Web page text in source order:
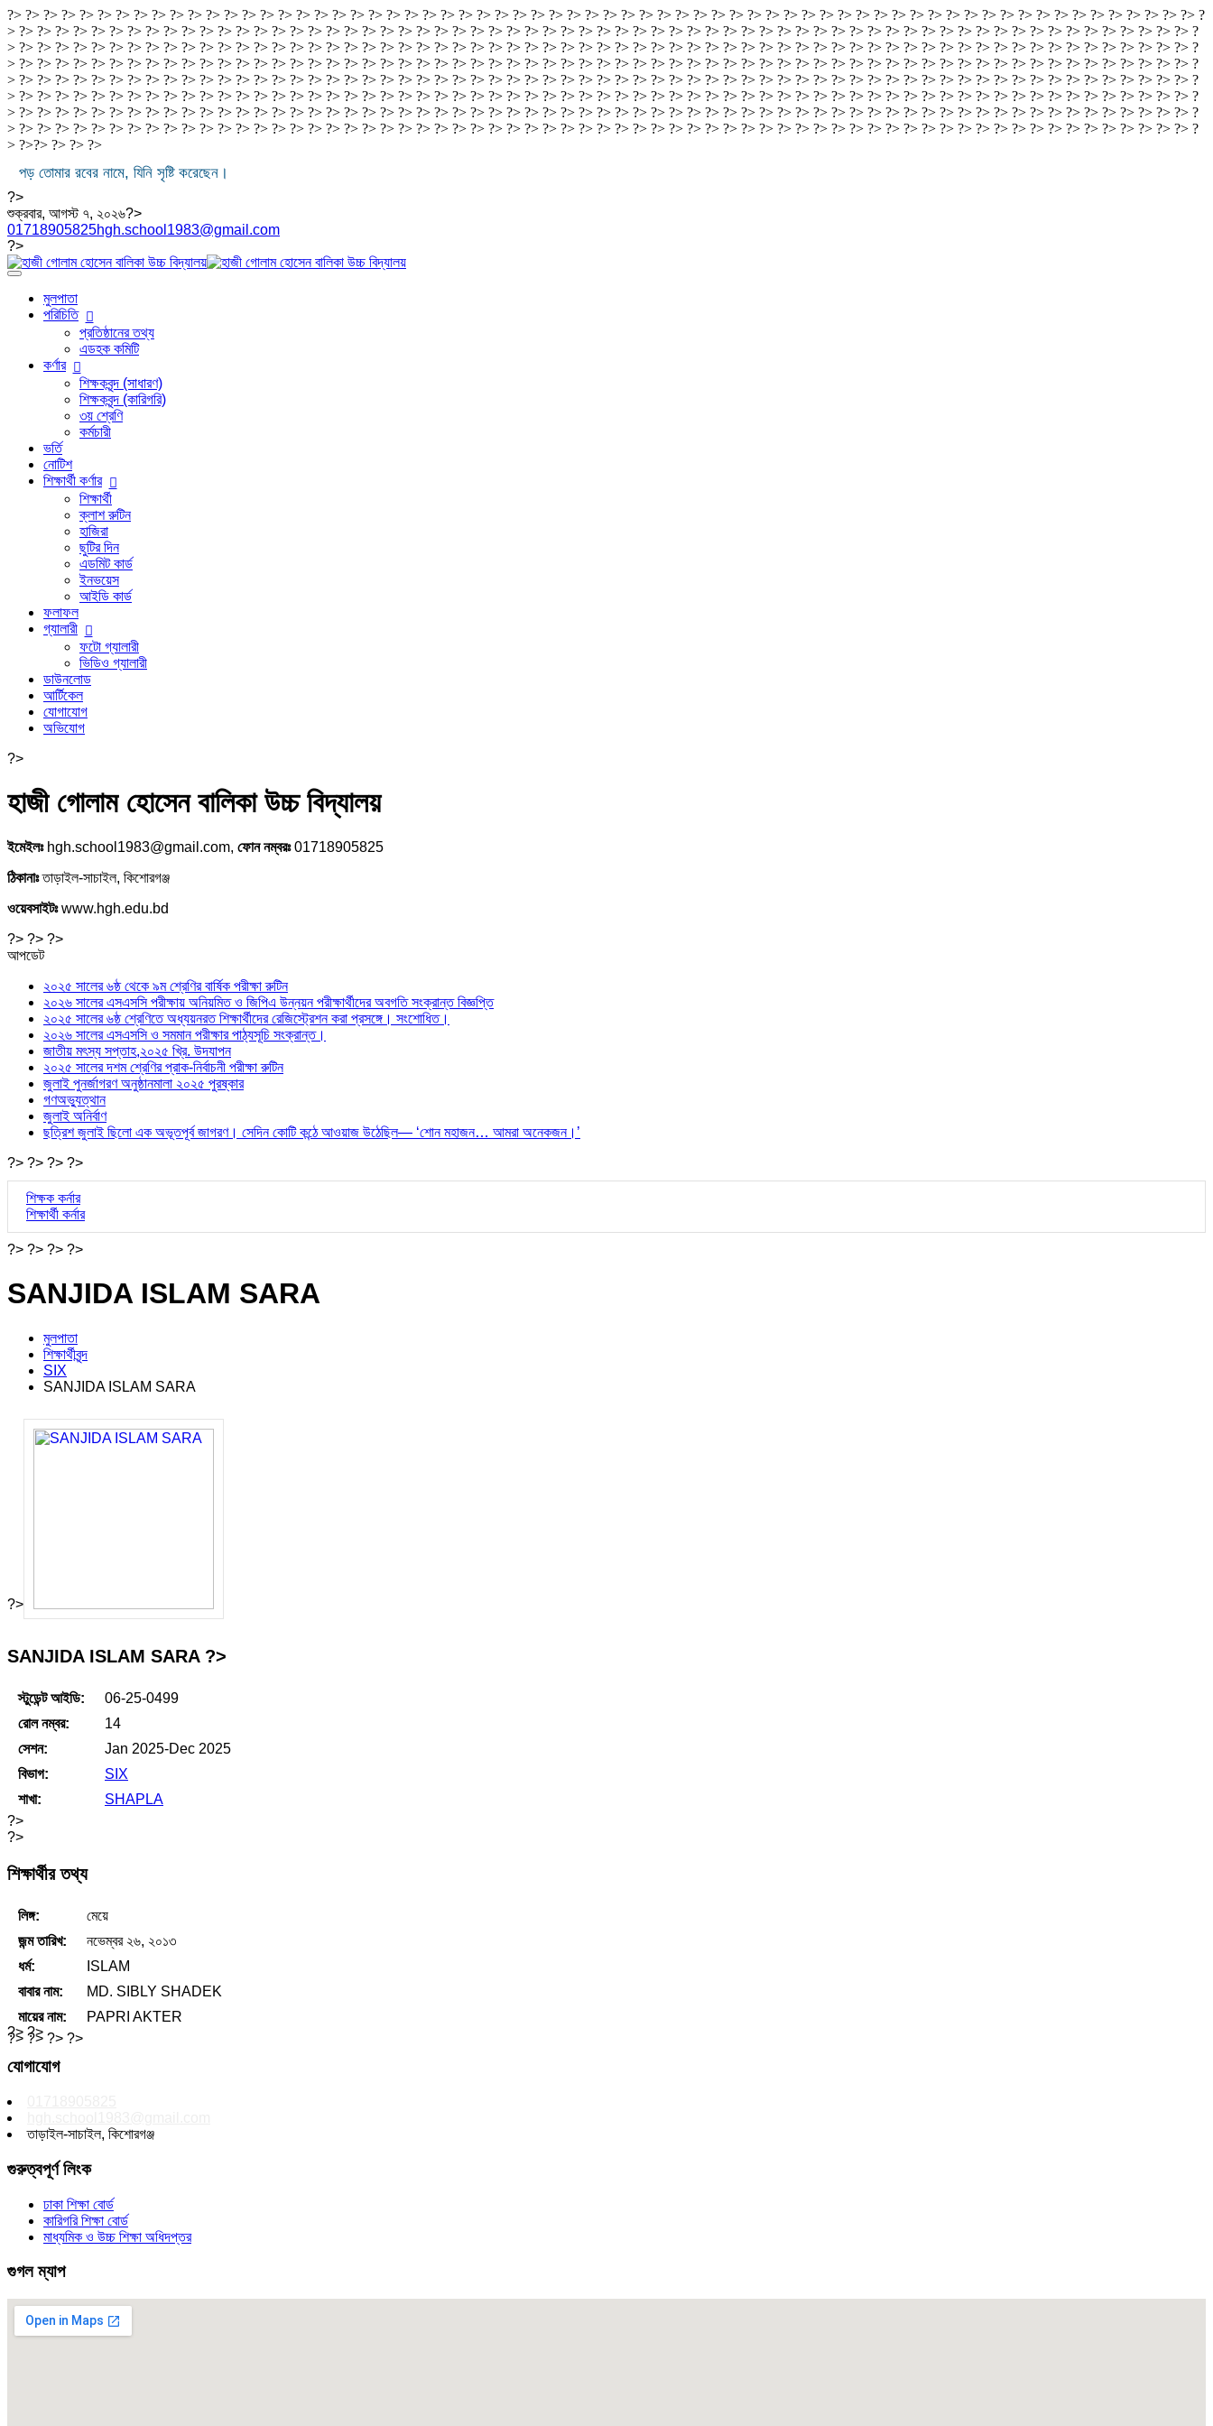
?> ?> ?> ?> ?> ?> ?> ?> ?> ?> ?> ?> ?> ?> ?> ?> ?> ?> ?> ?> ?> ?> ?> ?> ?> ?> ?> ?> ?> ?> ?> ?> ?> ?> ?> ?> ?> ?> ?> ?> ?> ?> ?> ?> ?> ?> ?> ?> ?> ?> ?> ?> ?> ?> ?> ?> ?> ?> ?> ?> ?> ?> ?> ?> ?> ?> ?
> ?> ?> ?> ?> ?> ?> ?> ?> ?> ?> ?> ?> ?> ?> ?> ?> ?> ?> ?> ?> ?> ?> ?> ?> ?> ?> ?> ?> ?> ?> ?> ?> ?> ?> ?> ?> ?> ?> ?> ?> ?> ?> ?> ?> ?> ?> ?> ?> ?> ?> ?> ?> ?> ?> ?> ?> ?> ?> ?> ?> ?> ?> ?> ?> ?> ?
> ?> ?> ?> ?> ?> ?> ?> ?> ?> ?> ?> ?> ?> ?> ?> ?> ?> ?> ?> ?> ?> ?> ?> ?> ?> ?> ?> ?> ?> ?> ?> ?> ?> ?> ?> ?> ?> ?> ?> ?> ?> ?> ?> ?> ?> ?> ?> ?> ?> ?> ?> ?> ?> ?> ?> ?> ?> ?> ?> ?> ?> ?> ?> ?> ?> ?
> ?> ?> ?> ?> ?> ?> ?> ?> ?> ?> ?> ?> ?> ?> ?> ?> ?> ?> ?> ?> ?> ?> ?> ?> ?> ?> ?> ?> ?> ?> ?> ?> ?> ?> ?> ?> ?> ?> ?> ?> ?> ?> ?> ?> ?> ?> ?> ?> ?> ?> ?> ?> ?> ?> ?> ?> ?> ?> ?> ?> ?> ?> ?> ?> ?> ?
> ?> ?> ?> ?> ?> ?> ?> ?> ?> ?> ?> ?> ?> ?> ?> ?> ?> ?> ?> ?> ?> ?> ?> ?> ?> ?> ?> ?> ?> ?> ?> ?> ?> ?> ?> ?> ?> ?> ?> ?> ?> ?> ?> ?> ?> ?> ?> ?> ?> ?> ?> ?> ?> ?> ?> ?> ?> ?> ?> ?> ?> ?> ?> ?> ?> ?
> ?> ?> ?> ?> ?> ?> ?> ?> ?> ?> ?> ?> ?> ?> ?> ?> ?> ?> ?> ?> ?> ?> ?> ?> ?> ?> ?> ?> ?> ?> ?> ?> ?> ?> ?> ?> ?> ?> ?> ?> ?> ?> ?> ?> ?> ?> ?> ?> ?> ?> ?> ?> ?> ?> ?> ?> ?> ?> ?> ?> ?> ?> ?> ?> ?> ?
> ?> ?> ?> ?> ?> ?> ?> ?> ?> ?> ?> ?> ?> ?> ?> ?> ?> ?> ?> ?> ?> ?> ?> ?> ?> ?> ?> ?> ?> ?> ?> ?> ?> ?> ?> ?> ?> ?> ?> ?> ?> ?> ?> ?> ?> ?> ?> ?> ?> ?> ?> ?> ?> ?> ?> ?> ?> ?> ?> ?> ?> ?> ?> ?> ?> ?
> ?> ?> ?> ?> ?> ?> ?> ?> ?> ?> ?> ?> ?> ?> ?> ?> ?> ?> ?> ?> ?> ?> ?> ?> ?> ?> ?> ?> ?> ?> ?> ?> ?> ?> ?> ?> ?> ?> ?> ?> ?> ?> ?> ?> ?> ?> ?> ?> ?> ?> ?> ?> ?> ?> ?> ?> ?> ?> ?> ?> ?> ?> ?> ?> ?> ?
> ?>?> ?> ?> ?>
পড় তোমার রবের নামে, যিনি সৃষ্টি করেছেন।
?>
শুক্রবার, আগস্ট ৭, ২০২৬?>
01718905825hgh.school1983@gmail.com
?>
মুলপাতা
পরিচিতি
প্রতিষ্ঠানের তথ্য
এডহক কমিটি
কর্ণার
শিক্ষকবৃন্দ (সাধারণ)
শিক্ষকবৃন্দ (কারিগরি)
৩য় শ্রেণি
কর্মচারী
ভর্তি
নোটিশ
শিক্ষার্থী কর্ণার
শিক্ষার্থী
ক্লাশ রুটিন
হাজিরা
ছুটির দিন
এডমিট কার্ড
ইনভয়েস
আইডি কার্ড
ফলাফল
গ্যালারী
ফটো গ্যালারী
ভিডিও গ্যালারী
ডাউনলোড
আর্টিকেল
যোগাযোগ
অভিযোগ
?>
হাজী গোলাম হোসেন বালিকা উচ্চ বিদ্যালয়
ইমেইলঃhgh.school1983@gmail.com, ফোন নম্বরঃ01718905825
ঠিকানাঃতাড়াইল-সাচাইল, কিশোরগঞ্জ
ওয়েবসাইটঃwww.hgh.edu.bd
?> ?> ?>
আপডেট
২০২৫ সালের ৬ষ্ঠ থেকে ৯ম শ্রেণির বার্ষিক পরীক্ষা রুটিন
২০২৬ সালের এসএসসি পরীক্ষায় অনিয়মিত ও জিপিএ উন্নয়ন পরীক্ষার্থীদের অবগতি সংক্রান্ত বিজ্ঞপ্তি
২০২৫ সালের ৬ষ্ঠ শ্রেণিতে অধ্যয়নরত শিক্ষার্থীদের রেজিস্ট্রেশন করা প্রসঙ্গে। সংশোধিত।
২০২৬ সালের এসএসসি ও সমমান পরীক্ষার পাঠ্যসূচি সংক্রান্ত।
জাতীয় মৎস্য সপ্তাহ,২০২৫ খ্রি. উদযাপন
২০২৫ সালের দশম শ্রেণির প্রাক-নির্বাচনী পরীক্ষা রুটিন
জুলাই পুনর্জাগরণ অনুষ্ঠানমালা ২০২৫ পুরষ্কার
গণঅভ্যুত্থান
জুলাই অনির্বাণ
ছত্রিশ জুলাই ছিলো এক অভূতপূর্ব জাগরণ। সেদিন কোটি কন্ঠে আওয়াজ উঠেছিল— ‘শোন মহাজন… আমরা অনেকজন।’
?> ?> ?> ?>
শিক্ষক কর্নার
শিক্ষার্থী কর্নার
?> ?> ?> ?>
SANJIDA ISLAM SARA
মুলপাতা
শিক্ষার্থীবৃন্দ
SIX
SANJIDA ISLAM SARA
?>
SANJIDA ISLAM SARA ?>
স্টুডেন্ট আইডি:
06-25-0499
রোল নম্বর:
14
সেশন:
Jan 2025-Dec 2025
বিভাগ:
SIX
শাখা:
SHAPLA
?>
?>
শিক্ষার্থীর তথ্য
লিঙ্গ:
মেয়ে
জন্ম তারিখ:
নভেম্বর ২৬, ২০১৩
ধর্ম:
ISLAM
বাবার নাম:
MD. SIBLY SHADEK
মায়ের নাম:
PAPRI AKTER
?> ?> ?> ?>
?> ?>
যোগাযোগ
তাড়াইল-সাচাইল, কিশোরগঞ্জ
গুরুত্বপূর্ণ লিংক
ঢাকা শিক্ষা বোর্ড
কারিগরি শিক্ষা বোর্ড
মাধ্যমিক ও উচ্চ শিক্ষা অধিদপ্তর
গুগল ম্যাপ